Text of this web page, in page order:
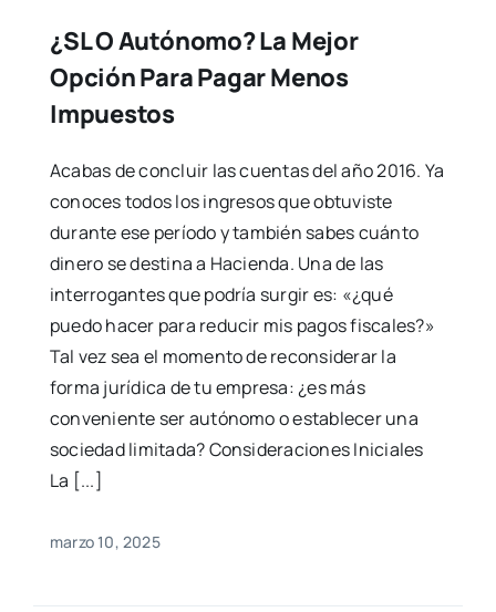
¿SL O Autónomo? La Mejor
Opción Para Pagar Menos
Impuestos
Acabas de concluir las cuentas del año 2016. Ya
conoces todos los ingresos que obtuviste
durante ese período y también sabes cuánto
dinero se destina a Hacienda. Una de las
interrogantes que podría surgir es: «¿qué
puedo hacer para reducir mis pagos fiscales?»
Tal vez sea el momento de reconsiderar la
forma jurídica de tu empresa: ¿es más
conveniente ser autónomo o establecer una
sociedad limitada? Consideraciones Iniciales
La [...]
marzo 10, 2025